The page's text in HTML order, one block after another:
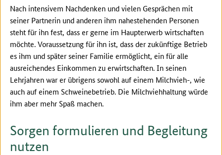
Nach intensivem Nachdenken und vielen Gesprächen mit
seiner Partnerin und anderen ihm nahestehenden Personen
steht für ihn fest, dass er gerne im Haupterwerb wirtschaften
möchte. Voraussetzung für ihn ist, dass der zukünftige Betrieb
es ihm und später seiner Familie ermöglicht, ein für alle
ausreichendes Einkommen zu erwirtschaften. In seinen
Lehrjahren war er übrigens sowohl auf einem Milchvieh-, wie
auch auf einem Schweinebetrieb. Die Milchviehhaltung würde
ihm aber mehr Spaß machen.
Sorgen formulieren und Begleitung
nutzen